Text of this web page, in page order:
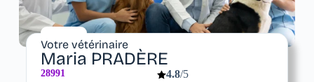
Votre vétérinaire
Maria PRADÈRE
28991 4.8/5